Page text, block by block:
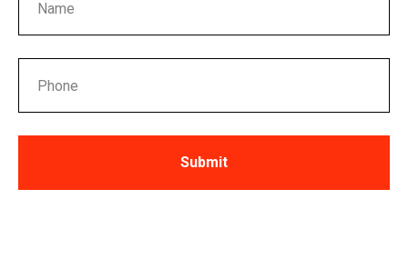
Submit